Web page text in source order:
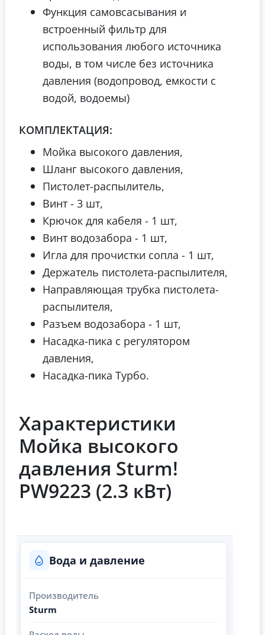
Функция самовсасывания и
встроенный фильтр для
использования любого источника
воды, в том числе без источника
давления (водопровод, емкости с
водой, водоемы)
КОМПЛЕКТАЦИЯ:
Мойка высокого давления,
Шланг высокого давления,
Пистолет-распылитель,
Винт - 3 шт,
Крючок для кабеля - 1 шт,
Винт водозабора - 1 шт,
Игла для прочистки сопла - 1 шт,
Держатель пистолета-распылителя,
Направляющая трубка пистолета-
распылителя,
Разъем водозабора - 1 шт,
Насадка-пика с регулятором
давления,
Насадка-пика Турбо.
Характеристики
Мойка высокого
давления Sturm!
PW9223 (2.3 кВт)
Вода и давление
Производитель
Sturm